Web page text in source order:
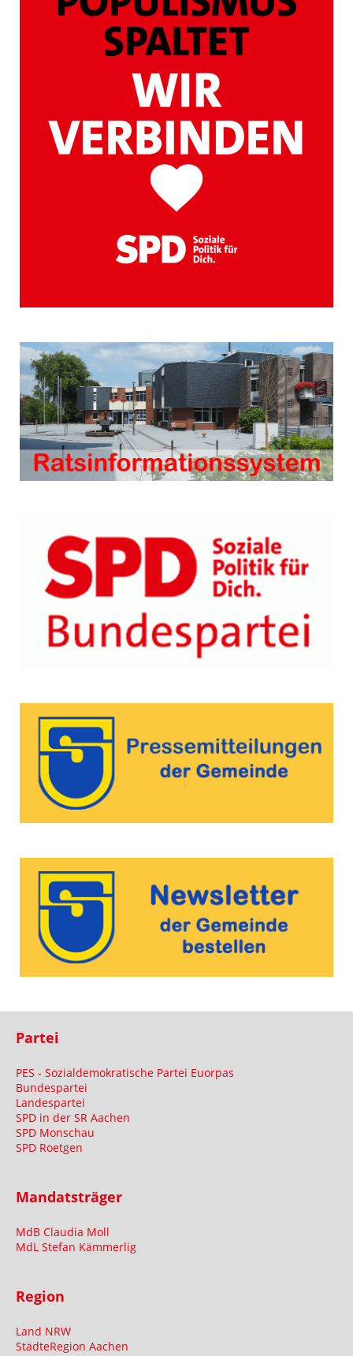
Partei
PES - Sozialdemokratische Partei Euorpas
Bundespartei
Landespartei
SPD in der SR Aachen
SPD Monschau
SPD Roetgen
Mandatsträger
MdB Claudia Moll
MdL Stefan Kämmerlig
Region
Land NRW
StädteRegion Aachen